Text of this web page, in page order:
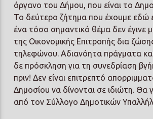
όργανο του Δήμου, που είναι το
Το δεύτερο ζήτημα που έχουμε εδώ
ένα τόσο σημαντικό θέμα δεν έγινε
της Οικονομικής Επιτροπής δια
τηλεφώνου. Αδιανόητα πράγματα
δε πρόσκληση για τη συνεδρίαση
πριν! Δεν είναι επιτρεπτό
Δημοσίου να δίνονται σε ιδιώτη. Θα
από τον Σύλλογο Δημοτικών